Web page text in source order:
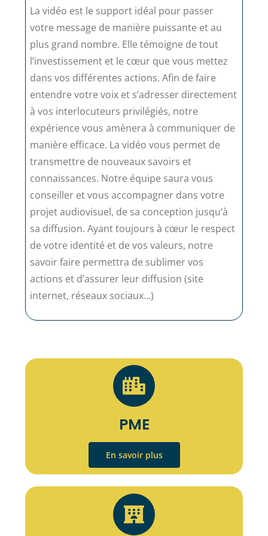
Prise de vue drone
La vidéo est le support idéal pour passer
votre message de manière puissante et au
plus grand nombre. Elle témoigne de tout
l’investissement et le cœur que vous mettez
dans vos différentes actions. Afin de faire
entendre votre voix et s’adresser directement
à vos interlocuteurs privilégiés, notre
expérience vous amènera à communiquer de
manière efficace. La vidéo vous permet de
transmettre de nouveaux savoirs et
connaissances. Notre équipe saura vous
conseiller et vous accompagner dans votre
projet audiovisuel, de sa conception jusqu’à
sa diffusion. Ayant toujours à cœur le respect
de votre identité et de vos valeurs, notre
savoir faire permettra de sublimer vos
actions et d’assurer leur diffusion (site
internet, réseaux sociaux…)
PME
En savoir plus